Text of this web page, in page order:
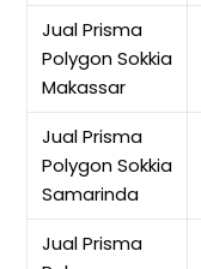
Jual Prisma
Polygon Sokkia
Makassar
Jual Prisma
Polygon Sokkia
Samarinda
Jual Prisma